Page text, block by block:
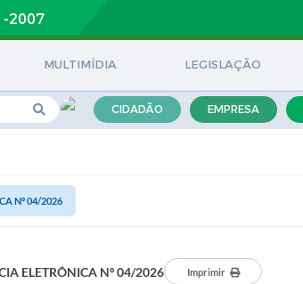
2007
MULTIMÍDIA LEGISLAÇÃO
CIDADÃO EMPRESA
Nº 04/2026
ELETRÔNICA Nº 04/2026 Imprimir